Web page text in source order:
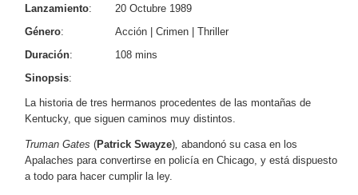
Lanzamiento:
20 Octubre 1989
Género: Acción Crimen
Thriller
Duración:
108 mins
Sinopsis:
La historia de tres hermanos procedentes de las montañas de
Kentucky, que siguen caminos muy distintos.
Truman Gates (Patrick Swayze), abandonó su casa en los
Apalaches para convertirse en policía en Chicago, y está dispuesto
a todo para hacer cumplir la ley.